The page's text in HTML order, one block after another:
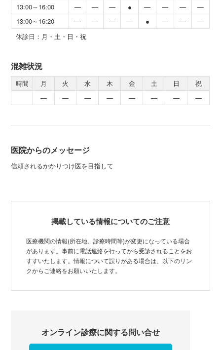
13:00～16:00 ― ― ― ● ― ― ―
―
13:00～16:20
― ― ― ― ● ― ―
―
休診日：月・土・日・祝
混雑状況
時間 月 火 水 木 金 土 日
祝
―
― ― ― ― ― ― ―
医院からのメッセージ
信頼されるかかりつけ医を目指して
掲載している情報についてのご注意
医療機関の情報(所在地、診療時間等)が変更になっている場合
があります。事前に電話連絡を行ってから受診されることをお
すすいたします。情報について誤りがある場合は、以下のリン
クからご連絡をお願いいたします。
オンライン診療に関する問い合せ